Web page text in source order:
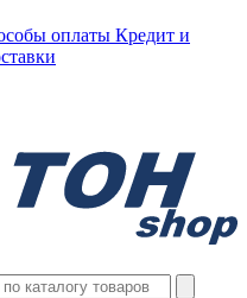
оплаты Кредит и